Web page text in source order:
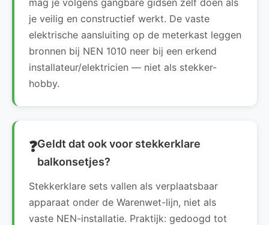
je veilig en constructief werkt. De vaste
elektrische aansluiting op de meterkast leggen
bronnen bij NEN 1010 neer bij een erkend
installateur/elektricien — niet als stekker-
hobby.
Geldt dat ook voor stekkerklare
balkonsetjes?
Stekkerklare sets vallen als verplaatsbaar
apparaat onder de Warenwet-lijn, niet als
vaste NEN-installatie. Praktijk: gedoogd tot